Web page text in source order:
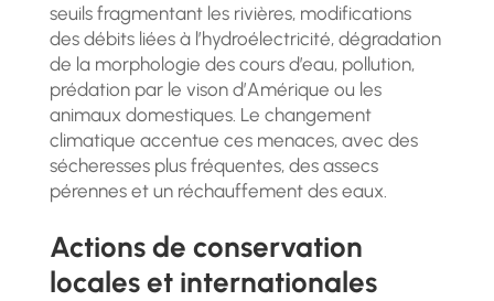
seuils fragmentant les rivières, modifications
des débits liées à l’hydroélectricité, dégradation
de la morphologie des cours d’eau, pollution,
prédation par le vison d’Amérique ou les
animaux domestiques. Le changement
climatique accentue ces menaces, avec des
sécheresses plus fréquentes, des assecs
pérennes et un réchauffement des eaux.
Actions de conservation
locales et internationales